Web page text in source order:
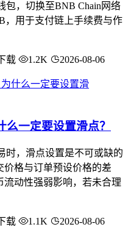
包，切换至BNB Chain网络
，用于支付链上手续费与作
载 1.2K 2026-08-06
一定要设置滑点？
时，滑点设置是不可或缺的
价格与订单预设价格的差
动性强弱影响，若未合理
载 1.1K 2026-08-06